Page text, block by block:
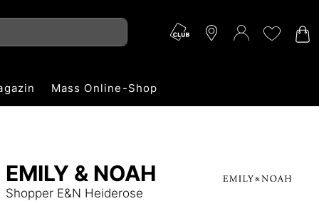
Mass Online-Shop
EMILY & NOAH
Shopper E&N Heiderose